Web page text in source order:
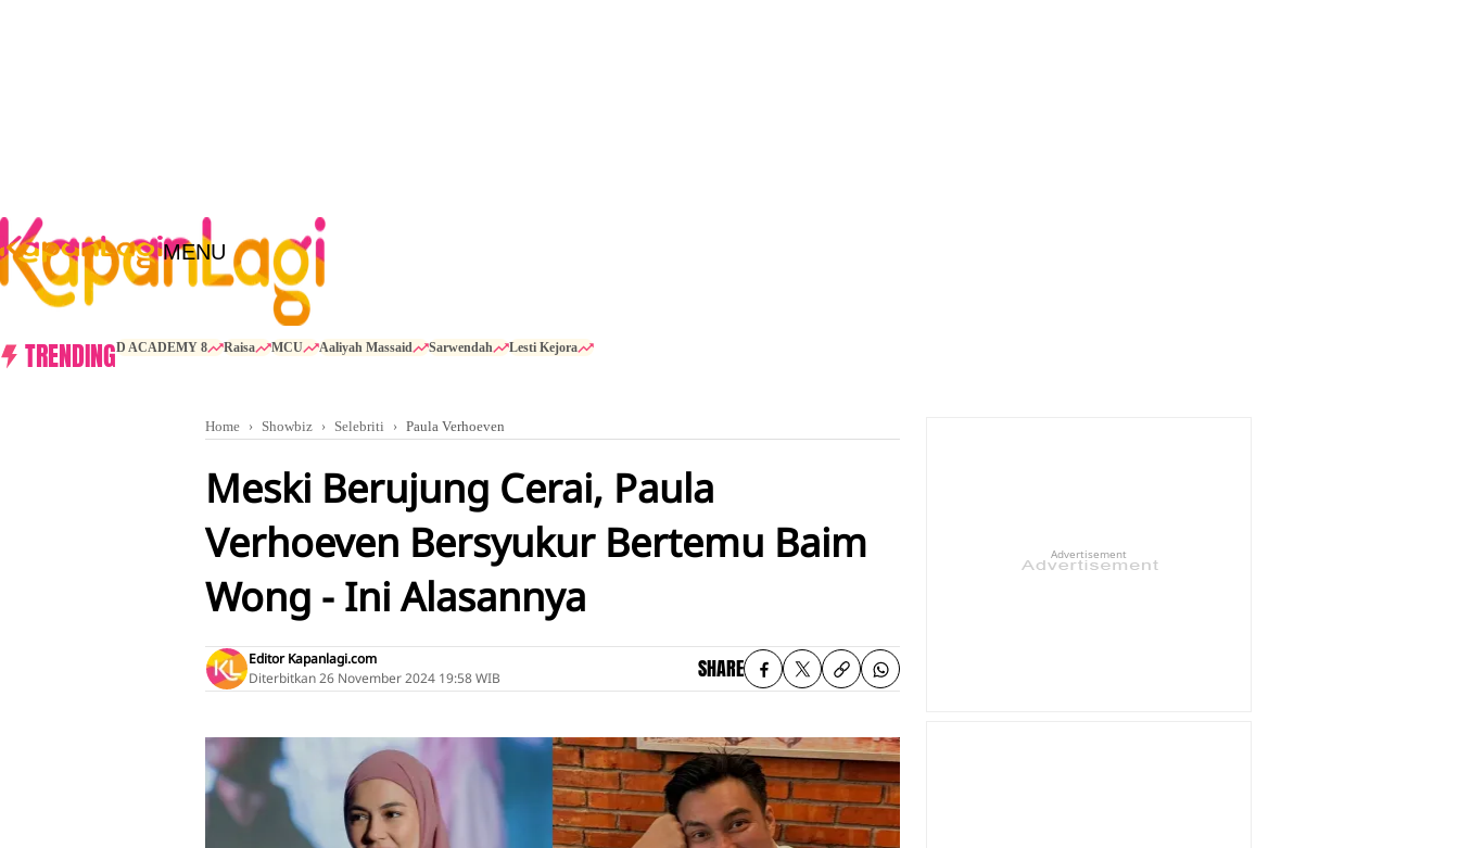
MENU
TRENDINGD ACADEMY 8 Raisa MCU Aaliyah Massaid Sarwendah Lesti Kejora
Home Showbiz Selebriti Paula Verhoeven
Meski Berujung Cerai, Paula
Verhoeven Bersyukur Bertemu Baim
Wong - Ini Alasannya
Editor Kapanlagi.com
Diterbitkan26 November 2024 19:58 WIB SHARE
Advertisement